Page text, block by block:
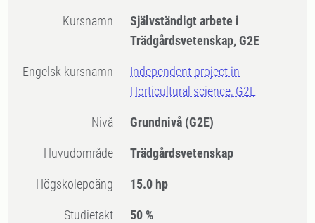
Kursnamn
Självständigt arbete i
Trädgårdsvetenskap, G2E
Engelsk kursnamn
Independent project in
Horticultural science, G2E
Nivå Grundnivå (G2E)
Huvudområde Trädgårdsvetenskap
högskolepoäng 15.0 hp
Studietakt 50 %